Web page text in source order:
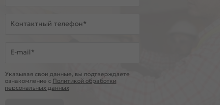
Контактный телефон*
E-mail*
Указывая свои данные, вы подтверждаете
ознакомление c Политикой обработки
персональных данных